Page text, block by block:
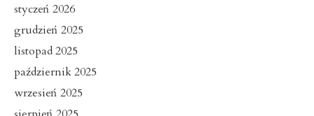
styczeń 2026
grudzień 2025
listopad 2025
październik 2025
wrzesień 2025